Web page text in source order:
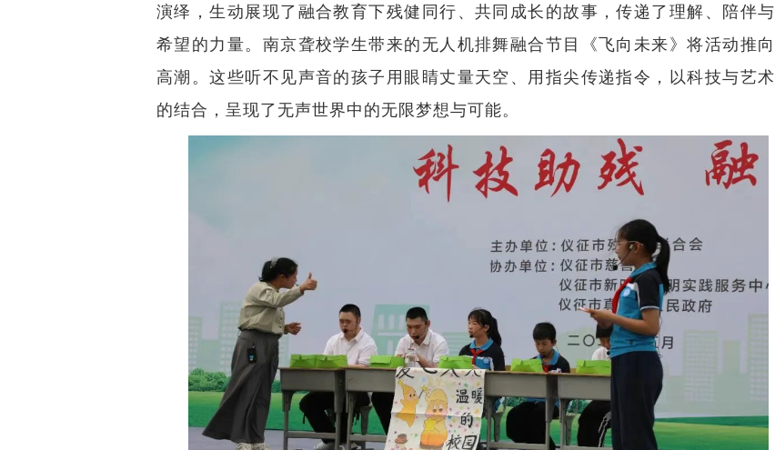
演绎，生动展现了融合教育下残健同行、共同成长的故事，传递了理解、陪伴与
希望的力量。南京聋校学生带来的无人机排舞融合节目《飞向未来》将活动推向
高潮。这些听不见声音的孩子用眼睛丈量天空、用指尖传递指令，以科技与艺术
的结合，呈现了无声世界中的无限梦想与可能。